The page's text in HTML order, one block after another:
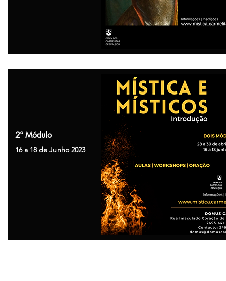
2º Módulo
16 a 18 de Junho 2023